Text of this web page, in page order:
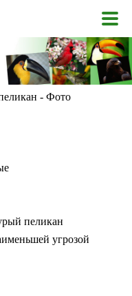
- Фото
пеликан
угрозой